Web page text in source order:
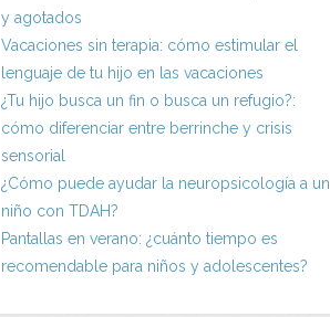
y agotados
Vacaciones sin terapia: cómo estimular el
lenguaje de tu hijo en las vacaciones
¿Tu hijo busca un fin o busca un refugio?:
cómo diferenciar entre berrinche y crisis
sensorial
¿Cómo puede ayudar la neuropsicología a un
niño con TDAH?
Pantallas en verano: ¿cuánto tiempo es
recomendable para niños y adolescentes?